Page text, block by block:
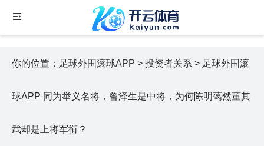
你的位置： 足球外围滚球APP > 投资者关系 > 足球外围滚
球APP 同为举义名将，曾泽生是中将，为何陈明蔼然董其
武却是上将军衔？